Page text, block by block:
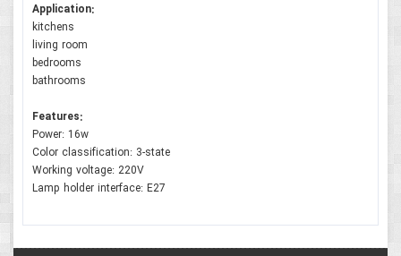
Application:
kitchens
living room
bedrooms
bathrooms
Features:
Power: 16w
Color classification: 3-state
Working voltage: 220V
Lamp holder interface: E27